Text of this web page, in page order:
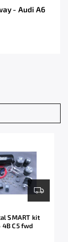
- Audi A6
SMART kit
C5 fwd